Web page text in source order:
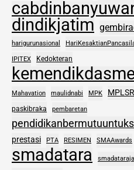
dindikjatim
harigurunasional
IPITEX Kedokteran
Mahavation maulidnabi MPK
paskibraka pembaretan
prestasi PTA RESIMEN SMAAwards
smadatara